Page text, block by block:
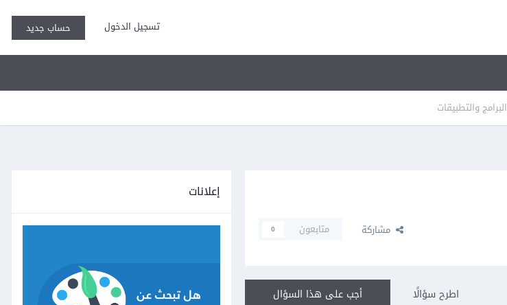
تسجيل الدخول حساب جديد
البرامج والتطبيقات
مشاركة متابعون 0
أجب على هذا السؤال اطرح سؤالًا
إعلانات